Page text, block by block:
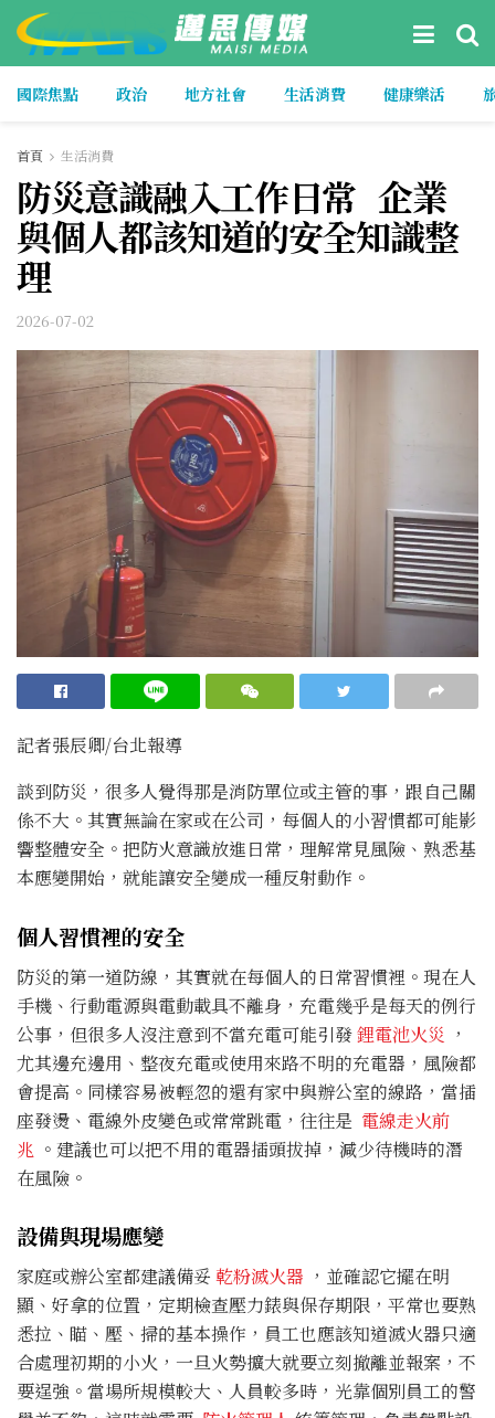
國際焦點 政治 地方社會 生活消費 健康樂活
首頁 生活消費
防災意識融入工作日常 企業
與個人都該知道的安全知識整
理
2026-07-02
記者張辰卿/台北報導
談到防災，很多人覺得那是消防單位或主管的事，跟自己關
係不大。其實無論在家或在公司，每個人的小習慣都可能影
響整體安全。把防火意識放進日常，理解常見風險、熟悉基
本應變開始，就能讓安全變成一種反射動作。
個人習慣裡的安全
防災的第一道防線，其實就在每個人的日常習慣裡。現在人
手機、行動電源與電動載具不離身，充電幾乎是每天的例行
公事，但很多人沒注意到不當充電可能引發鋰電池火災 ，
尤其邊充邊用、整夜充電或使用來路不明的充電器，風險都
會提高。同樣容易被輕忽的還有家中與辦公室的線路，當插
座發燙、電線外皮變色或常常跳電，往往是 電線走火前
兆 。建議也可以把不用的電器插頭拔掉，減少待機時的潛
在風險。
設備與現場應變
家庭或辦公室都建議備妥 乾粉滅火器 ，並確認它擺在明
顯、好拿的位置，定期檢查壓力錶與保存期限，平常也要熟
悉拉、瞄、壓、掃的基本操作，員工也應該知道滅火器只適
合處理初期的小火，一旦火勢擴大就要立刻撤離並報案，不
要逞強。當場所規模較大、人員較多時，光靠個別員工的警